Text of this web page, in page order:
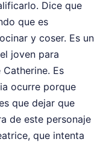
Dice que
que es
y coser. Es un
joven para
Es
ocurre porque
que dejar que
de este personaje
que intenta